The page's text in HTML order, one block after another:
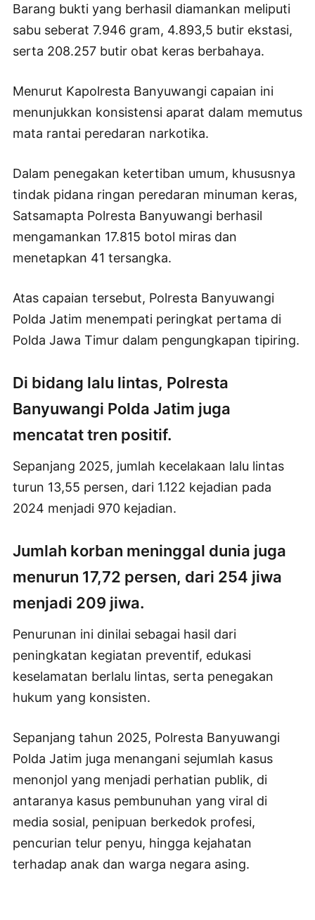
Barang bukti yang berhasil diamankan meliputi
sabu seberat 7.946 gram, 4.893,5 butir ekstasi,
serta 208.257 butir obat keras berbahaya.
Menurut Kapolresta Banyuwangi capaian ini
menunjukkan konsistensi aparat dalam memutus
mata rantai peredaran narkotika.
Dalam penegakan ketertiban umum, khususnya
tindak pidana ringan peredaran minuman keras,
Satsamapta Polresta Banyuwangi berhasil
mengamankan 17.815 botol miras dan
menetapkan 41 tersangka.
Atas capaian tersebut, Polresta Banyuwangi
Polda Jatim menempati peringkat pertama di
Polda Jawa Timur dalam pengungkapan tipiring.
Di bidang lalu lintas, Polresta
Banyuwangi Polda Jatim juga
mencatat tren positif.
Sepanjang 2025, jumlah kecelakaan lalu lintas
turun 13,55 persen, dari 1.122 kejadian pada
2024 menjadi 970 kejadian.
Jumlah korban meninggal dunia juga
menurun 17,72 persen, dari 254 jiwa
menjadi 209 jiwa.
Penurunan ini dinilai sebagai hasil dari
peningkatan kegiatan preventif, edukasi
keselamatan berlalu lintas, serta penegakan
hukum yang konsisten.
Sepanjang tahun 2025, Polresta Banyuwangi
Polda Jatim juga menangani sejumlah kasus
menonjol yang menjadi perhatian publik, di
antaranya kasus pembunuhan yang viral di
media sosial, penipuan berkedok profesi,
pencurian telur penyu, hingga kejahatan
terhadap anak dan warga negara asing.